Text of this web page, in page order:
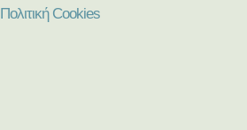
Πολιτική Cookies